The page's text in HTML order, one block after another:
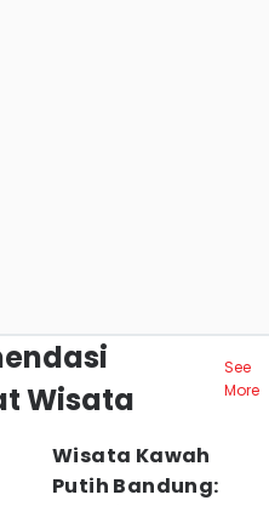
Wisata
See
More
Wisata Kawah
Putih Bandung: